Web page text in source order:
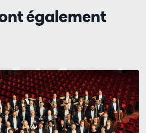
également